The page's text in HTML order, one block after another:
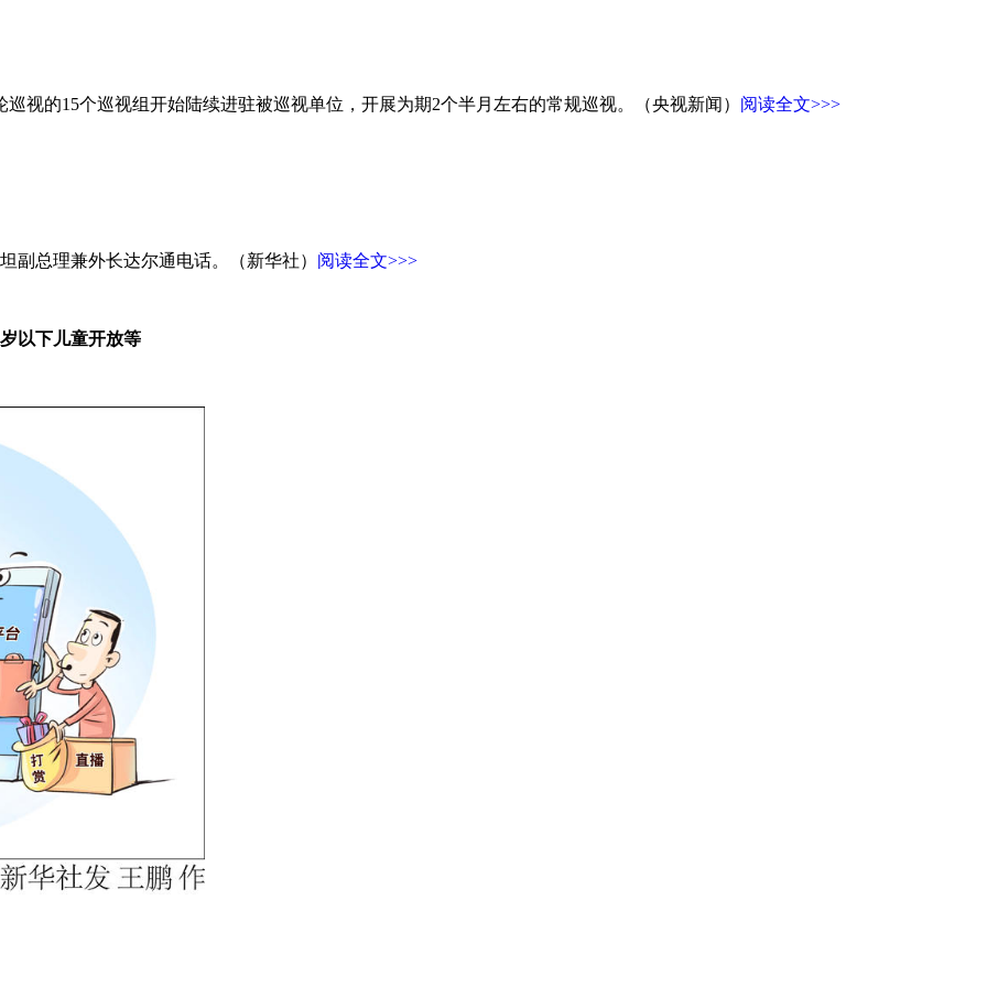
视的15个巡视组开始陆续进驻被巡视单位，开展为期2个半月左右的常规巡视。（央视新闻） 阅读全文>>>
副总理兼外长达尔通电话。（新华社） 阅读全文>>>
以下儿童开放等